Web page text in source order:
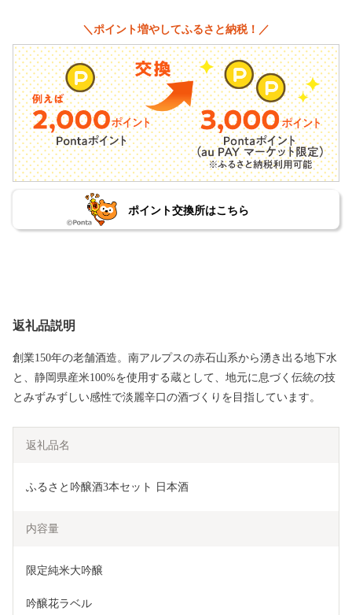
＼ポイント増やしてふるさと納税！／
ポイント交換所はこちら
返礼品説明
創業150年の老舗酒造。南アルプスの赤石山系から湧き出る地下水
と、静岡県産米100%を使用する蔵として、地元に息づく伝統の技
とみずみずしい感性で淡麗辛口の酒づくりを目指しています。
返礼品名
ふるさと吟醸酒3本セット 日本酒
内容量
限定純米大吟醸
吟醸花ラベル